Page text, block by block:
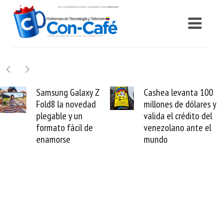
Samsung Galaxy Z
Fold8 la novedad
plegable y un
formato fácil de
enamorse
Cashea levanta 100
millones de dólares y
valida el crédito del
venezolano ante el
mundo